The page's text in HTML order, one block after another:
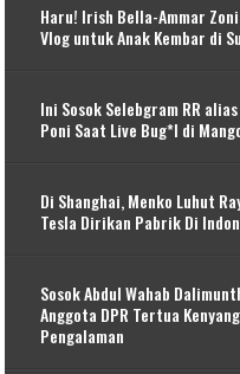
Haru! Irish Bella-Ammar
Vlog untuk Anak Kembar di
Ini Sosok Selebgram RR alias
Poni Saat Live Bug*l di
Di Shanghai, Menko Luhut
Tesla Dirikan Pabrik Di
Sosok Abdul Wahab
Anggota DPR Tertua Kenyang
Pengalaman